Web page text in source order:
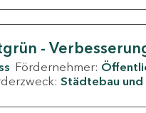
-
Fördernehmer:
Städtebau